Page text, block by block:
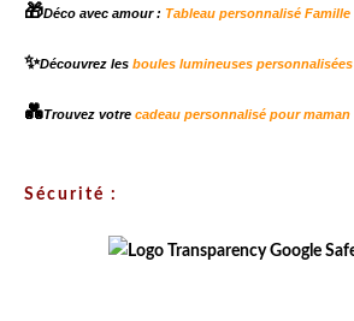
🎁Déco avec amour : Tableau personnalisé Famille
✨Découvrez les boules lumineuses personnalisées
💑Trouvez votre cadeau personnalisé pour maman
Sécurité :